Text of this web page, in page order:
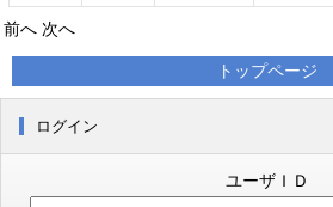
前へ 次へ
トップページ
ログイン
ユーザＩＤ